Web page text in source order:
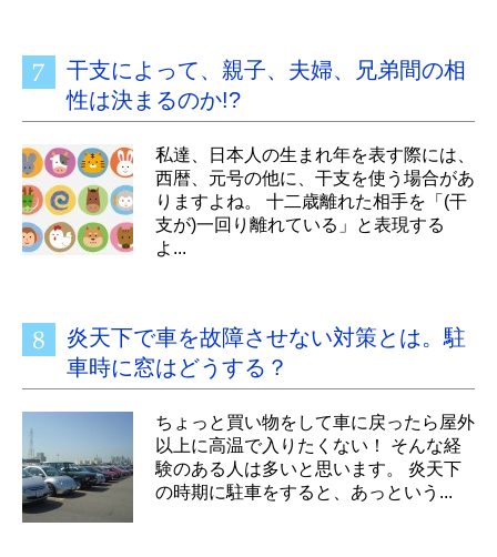
干支によって、親子、夫婦、兄弟間の相
性は決まるのか!?
私達、日本人の生まれ年を表す際には、
西暦、元号の他に、干支を使う場合があ
りますよね。 十二歳離れた相手を「(干
支が)一回り離れている」と表現する
よ...
炎天下で車を故障させない対策とは。駐
車時に窓はどうする？
ちょっと買い物をして車に戻ったら屋外
以上に高温で入りたくない！ そんな経
験のある人は多いと思います。 炎天下
の時期に駐車をすると、あっという...